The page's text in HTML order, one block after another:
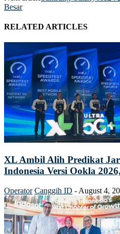
Besar
RELATED ARTICLES
XL Ambil Alih Predikat
Indonesia Versi Ookla
Operator Canggih ID - August 4,